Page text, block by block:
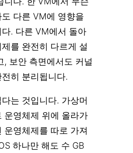
다른 VM에 영향을
. 다른 VM에서 돌아
를 완전히 다르게 설
, 보안 측면에서도 커널
히 분리됩니다.
는 것입니다. 가상머
운영체제 위에 올라가
운영체제를 따로 가져
하나만 해도 수 GB